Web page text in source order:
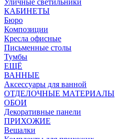
Уличные светильники
КАБИНЕТЫ
Бюро
Композиции
Кресла офисные
Письменные столы
Тумбы
ЕЩЁ
ВАННЫЕ
Аксессуары для ванной
ОТДЕЛОЧНЫЕ МАТЕРИАЛЫ
ОБОИ
Декоративные панели
ПРИХОЖИЕ
Вешалки